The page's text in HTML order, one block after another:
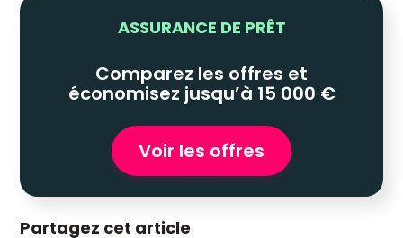
ASSURANCE DE PRÊT
Comparez les offres et
économisez jusqu’à 15 000 €
Voir les offres
Partagez cet article